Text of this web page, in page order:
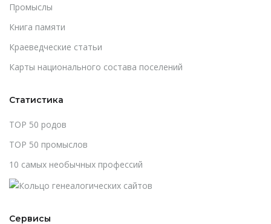
Промыслы
Книга памяти
Краеведческие статьи
Карты национального состава поселений
Статистика
TOP 50 родов
TOP 50 промыслов
10 самых необычных профессий
Сервисы